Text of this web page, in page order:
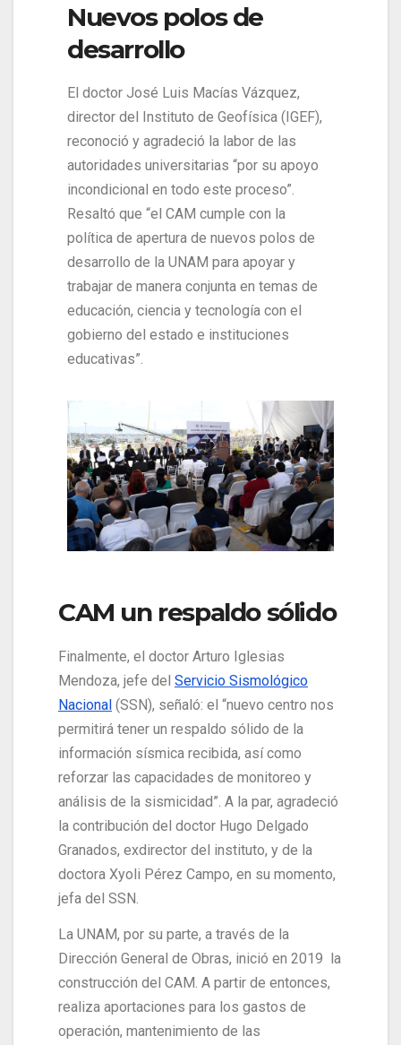
Nuevos polos de
desarrollo
El doctor José Luis Macías Vázquez,
director del Instituto de Geofísica (IGEF),
reconoció y agradeció la labor de las
autoridades universitarias “por su apoyo
incondicional en todo este proceso”.
Resaltó que “el CAM cumple con la
política de apertura de nuevos polos de
desarrollo de la UNAM para apoyar y
trabajar de manera conjunta en temas de
educación, ciencia y tecnología con el
gobierno del estado e instituciones
educativas”.
CAM un respaldo sólido
Finalmente, el doctor Arturo Iglesias
Mendoza, jefe del Servicio Sismológico
Nacional (SSN), señaló: el “nuevo centro nos
permitirá tener un respaldo sólido de la
información sísmica recibida, así como
reforzar las capacidades de monitoreo y
análisis de la sismicidad”. A la par, agradeció
la contribución del doctor Hugo Delgado
Granados, exdirector del instituto, y de la
doctora Xyoli Pérez Campo, en su momento,
jefa del SSN.
La UNAM, por su parte, a través de la
Dirección General de Obras, inició en 2019 la
construcción del CAM. A partir de entonces,
realiza aportaciones para los gastos de
operación, mantenimiento de las